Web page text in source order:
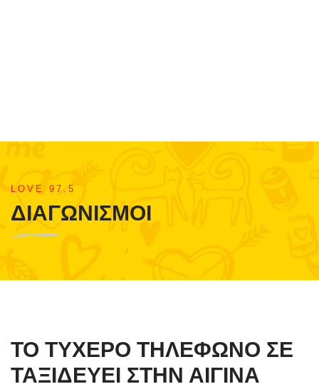
LOVE 97.5
ΔΙΑΓΩΝΙΣΜΟΙ
ΤΟ ΤΥΧΕΡΟ ΤΗΛΕΦΩΝΟ ΣΕ
ΤΑΞΙΔΕΥΕΙ ΣΤΗΝ ΑΙΓΙΝΑ